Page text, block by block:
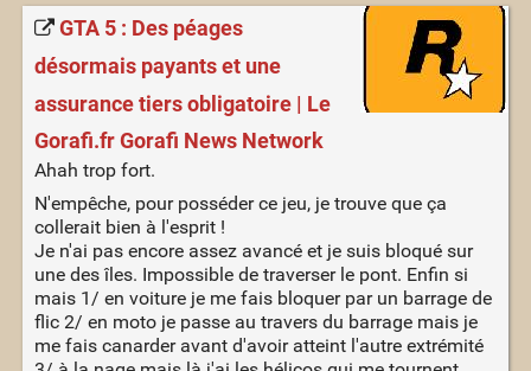
GTA 5 : Des péages
désormais payants et une
assurance tiers obligatoire | Le
Gorafi.fr Gorafi News Network
Ahah trop fort.
N'empêche, pour posséder ce jeu, je trouve que ça
collerait bien à l'esprit !
Je n'ai pas encore assez avancé et je suis bloqué sur
une des îles. Impossible de traverser le pont. Enfin si
mais 1/ en voiture je me fais bloquer par un barrage de
flic 2/ en moto je passe au travers du barrage mais je
me fais canarder avant d'avoir atteint l'autre extrémité